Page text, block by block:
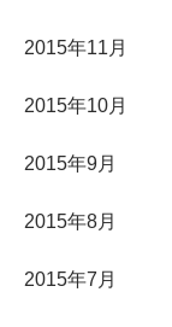
2015年11月
2015年10月
2015年9月
2015年8月
2015年7月